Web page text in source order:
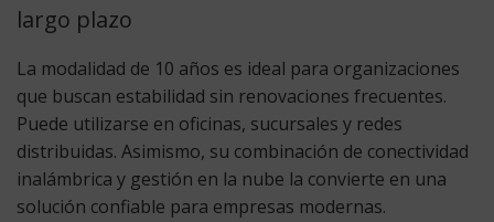
largo plazo
La modalidad de 10 años es ideal para organizaciones
que buscan estabilidad sin renovaciones frecuentes.
Puede utilizarse en oficinas, sucursales y redes
distribuidas. Asimismo, su combinación de conectividad
inalámbrica y gestión en la nube la convierte en una
solución confiable para empresas modernas.